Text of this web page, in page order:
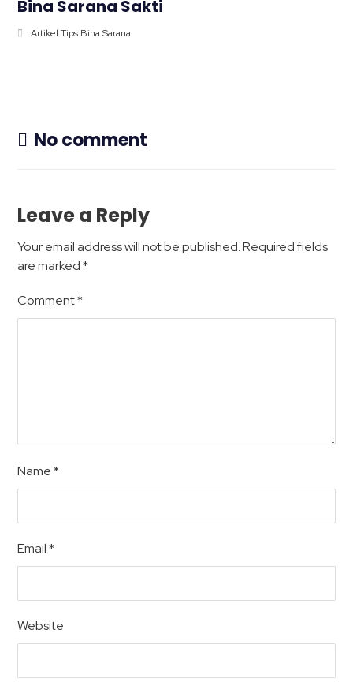
Bina Sarana Sakti
Artikel Tips Bina Sarana
No comment
Leave a Reply
Your email address will not be published. Required fields
are marked*
Comment*
Name*
Email*
Website